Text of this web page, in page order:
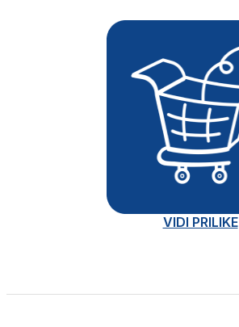
VIDI PRILIKE